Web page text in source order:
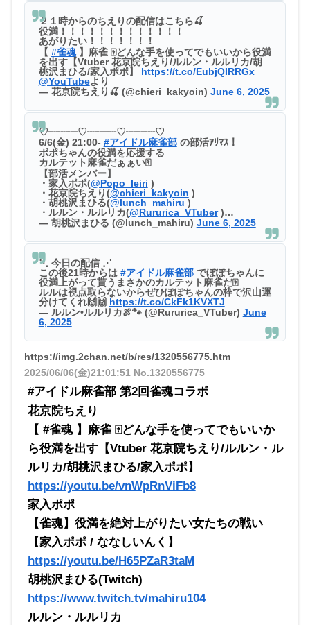
２１時からのちえりの配信はこちら🍒
役満！！！！！！！！！！！！！
あがりたい！！！！！！！
【 #雀魂】麻雀 🀄どんな手を使ってでもいいから役満
を出す【Vtuber 花京院ちえり/ルルン・ルルリカ/胡
桃沢まひる/家入ポポ】 https://t.co/EubjQIRRGx
@YouTubeより
— 花京院ちえり🍒 (@chieri_kakyoin) June 6, 2025
♡┈┈┈♡┈┈┈♡┈┈┈♡
6/6(金) 21:00- #アイドル麻雀部の部活ｱﾘﾏｽ！
ポポちゃんの役満を応援する
カルテット麻雀だぁぁい🀄
【部活メンバー】
・家入ポポ(@Popo_Ieiri )
・花京院ちえり(@chieri_kakyoin )
・胡桃沢まひる(@lunch_mahiru )
・ルルン・ルルリカ(@Rururica_VTuber)…
— 胡桃沢まひる (@lunch_mahiru) June 6, 2025
⋱ 今日の配信 ⋰
この後21時からは #アイドル麻雀部でぼぽちゃんに
役満上がって貰うまさかのカルテット麻雀だ🀄
ルルは視点取らないからぜひぽぽちゃんの枠で沢山運
分けてくれ🙌🙌 https://t.co/CkFk1KVXTJ
— ルルン•ルルリカ🍖🐾 (@Rururica_VTuber) June
6, 2025
https://img.2chan.net/b/res/1320556775.htm
2025/06/06(金)21:01:51 No.1320556775
#アイドル麻雀部 第2回雀魂コラボ
花京院ちえり
【 #雀魂 】麻雀 🀄どんな手を使ってでもいいか
ら役満を出す【Vtuber 花京院ちえり/ルルン・ル
ルリカ/胡桃沢まひる/家入ポポ】
https://youtu.be/vnWpRnViFb8
家入ポポ
【雀魂】役満を絶対上がりたい女たちの戦い
【家入ポポ / ななしいんく】
https://youtu.be/H65PZaR3taM
胡桃沢まひる(Twitch)
https://www.twitch.tv/mahiru104
ルルン・ルルリカ